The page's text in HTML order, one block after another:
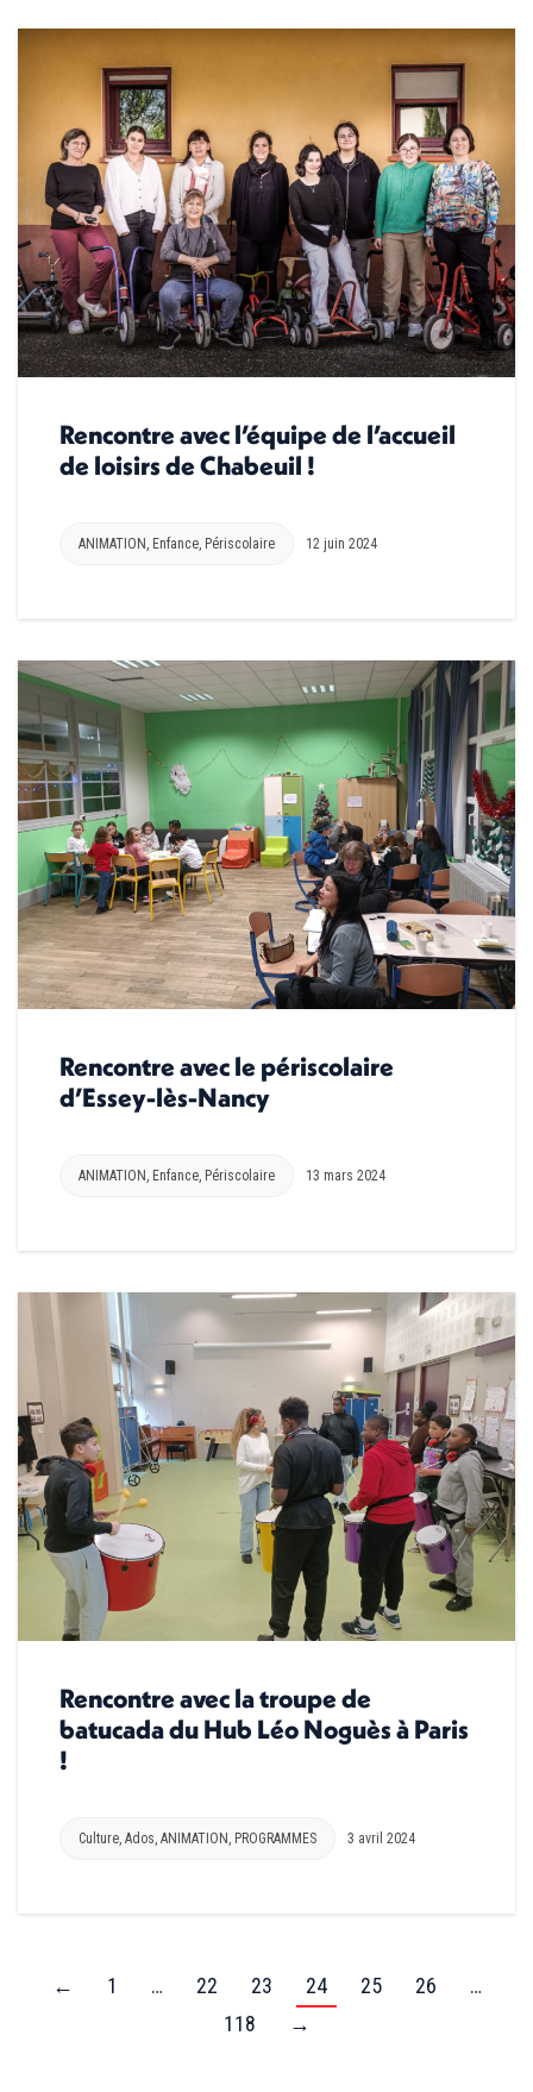
Rencontre avec l’équipe de l’accueil
de loisirs de Chabeuil !
ANIMATION , Enfance, Périscolaire 12 juin 2024
Rencontre avec le périscolaire
d’Essey-lès-Nancy
ANIMATION , Enfance, Périscolaire 13 mars 2024
Rencontre avec la troupe de
batucada du Hub Léo Noguès à Paris
!
Culture Ados ANIMATION PROGRAMMES 3 avril 2024
← 1 … 22 23 24 25 26
…
118
→